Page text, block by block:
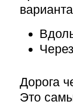
Дорога
Это